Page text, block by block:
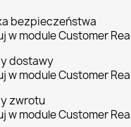
bezpieczeństwa
w module Customer
dostawy
w module Customer
zwrotu
w module Customer